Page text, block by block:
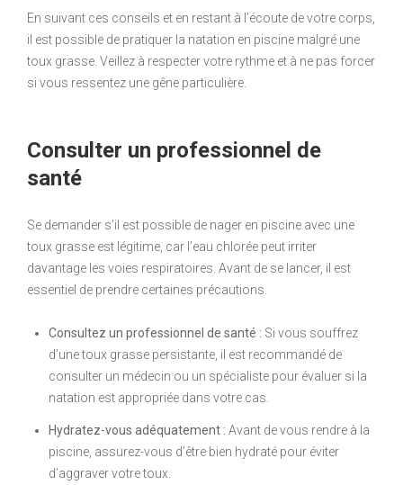
En suivant ces conseils et en restant à l’écoute de votre corps,
il est possible de pratiquer la natation en piscine malgré une
toux grasse. Veillez à respecter votre rythme et à ne pas forcer
si vous ressentez une gêne particulière.
Consulter un professionnel de
santé
Se demander s’il est possible de nager en piscine avec une
toux grasse est légitime, car l’eau chlorée peut irriter
davantage les voies respiratoires. Avant de se lancer, il est
essentiel de prendre certaines précautions.
Consultez un professionnel de santé : Si vous souffrez
d’une toux grasse persistante, il est recommandé de
consulter un médecin ou un spécialiste pour évaluer si la
natation est appropriée dans votre cas.
Hydratez-vous adéquatement : Avant de vous rendre à la
piscine, assurez-vous d’être bien hydraté pour éviter
d’aggraver votre toux.